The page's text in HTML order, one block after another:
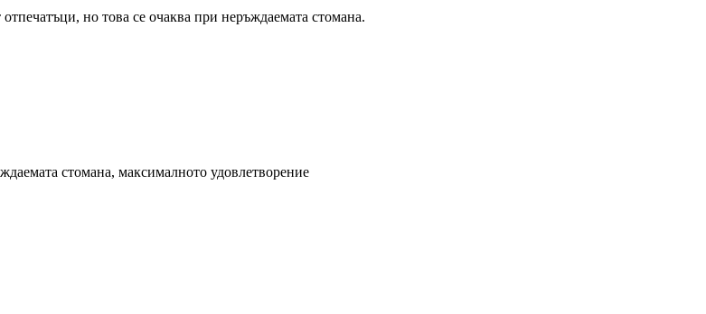
но това се очаква при неръждаемата стомана.
стомана, максималното удовлетворение